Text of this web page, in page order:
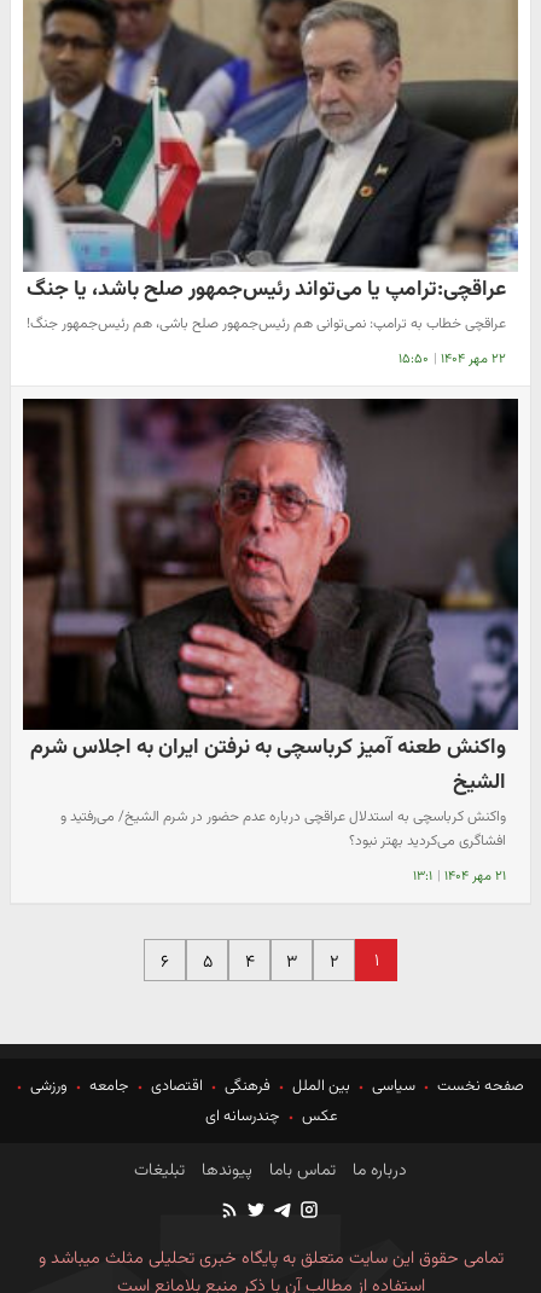
عراقچی:ترامپ یا می‌تواند رئیس‌جمهور صلح باشد، یا جنگ
عراقچی خطاب به ترامپ: نمی‌توانی هم رئیس‌جمهور صلح باشی، هم رئیس‌جمهور جنگ!
۲۲ مهر ۱۴۰۴ | ۱۵:۵۰
واکنش طعنه آمیز کرباسچی به نرفتن ایران به اجلاس شرم
الشیخ
واکنش کرباسچی به استدلال عراقچی درباره عدم حضور در شرم الشیخ/ می‌رفتید و
افشاگری می‌کردید بهتر نبود؟
۲۱ مهر ۱۴۰۴ | ۱۳:۱
۱ ۲ ۳ ۴ ۵ ۶
صفحه نخست سیاسی بین الملل فرهنگی اقتصادی جامعه
ورزشی
عکس
چندرسانه ای
درباره ما تماس باما پیوندها تبلیغات
تمامی حقوق این سایت متعلق به پایگاه خبری تحلیلی مثلث میباشد و
استفاده از مطالب آن با ذکر منبع بلامانع است